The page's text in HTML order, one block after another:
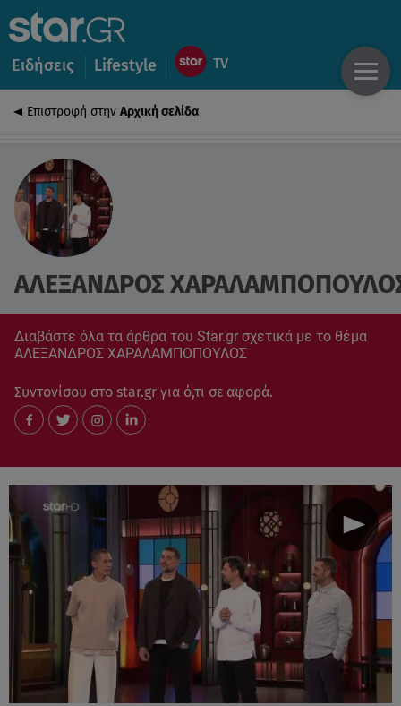
Ειδήσεις Lifestyle
Επιστροφή στην Αρχική σελίδα
ΑΛΕΞΑΝΔΡΟΣ
Διαβάστε όλα τα άρθρα του Star.gr σχετικά με το θέμα
ΑΛΕΞΑΝΔΡΟΣ ΧΑΡΑΛΑΜΠΟΠΟΥΛΟΣ
Συντονίσου στο star.gr για ό,τι σε αφορά.